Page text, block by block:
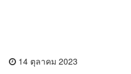
14 ตุลาคม 2023